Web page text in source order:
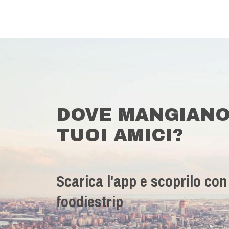
DOVE
TUOI AMICI?
Scarica l'app e scoprilo con
foodiestrip